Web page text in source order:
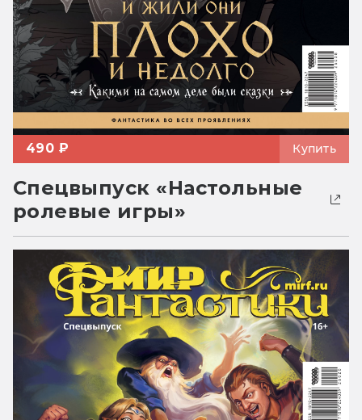
490 ₽ Купить
Спецвыпуск «Настольные
ролевые игры»